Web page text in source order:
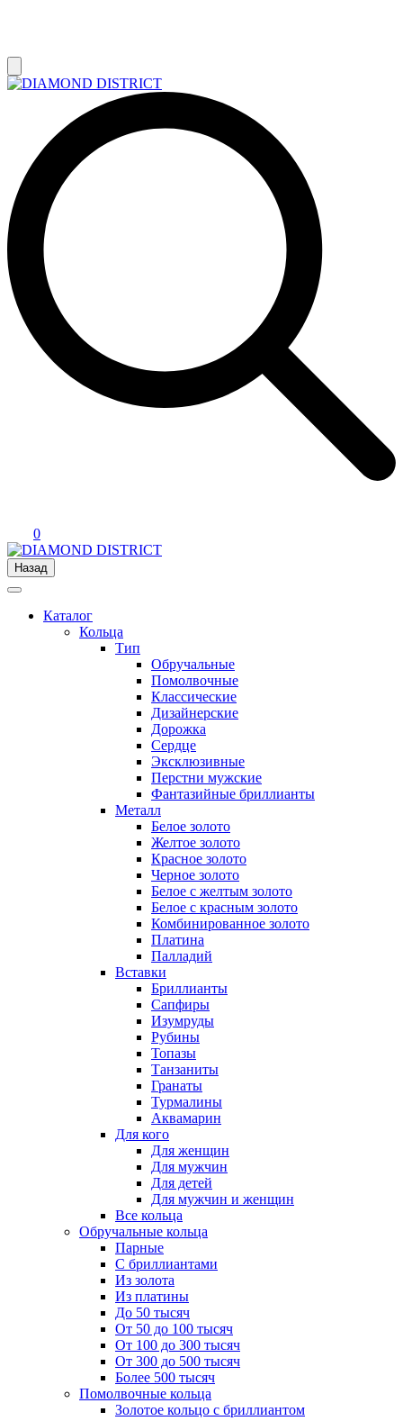
0
Назад
Каталог
Кольца
Тип
Обручальные
Помолвочные
Классические
Дизайнерские
Дорожка
Сердце
Эксклюзивные
Перстни мужские
Фантазийные бриллианты
Металл
Белое золото
Желтое золото
Красное золото
Черное золото
Белое с желтым золото
Белое с красным золото
Комбинированное золото
Платина
Палладий
Вставки
Бриллианты
Сапфиры
Изумруды
Рубины
Топазы
Танзаниты
Гранаты
Турмалины
Аквамарин
Для кого
Для женщин
Для мужчин
Для детей
Для мужчин и женщин
Все кольца
Обручальные кольца
Парные
С бриллиантами
Из золота
Из платины
До 50 тысяч
От 50 до 100 тысяч
От 100 до 300 тысяч
От 300 до 500 тысяч
Более 500 тысяч
Помолвочные кольца
Золотое кольцо с бриллиантом